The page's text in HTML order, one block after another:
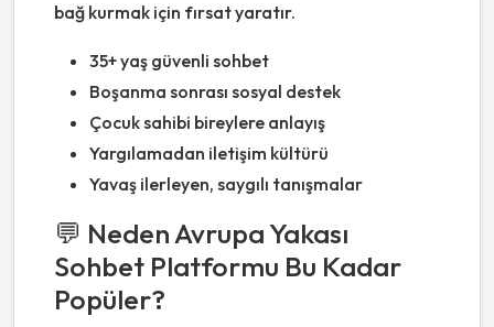
bağ kurmak için fırsat yaratır.
35+ yaş güvenli sohbet
Boşanma sonrası sosyal destek
Çocuk sahibi bireylere anlayış
Yargılamadan iletişim kültürü
Yavaş ilerleyen, saygılı tanışmalar
💬 Neden Avrupa Yakası
Sohbet Platformu Bu Kadar
Popüler?